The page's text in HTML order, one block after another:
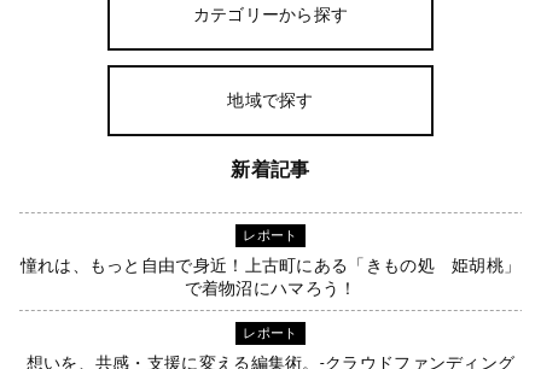
カテゴリーから探す
地域で探す
新着記事
レポート
憧れは、もっと自由で身近！上古町にある「きもの処 姫胡桃」
で着物沼にハマろう！
レポート
想いを、共感・支援に変える編集術。-クラウドファンディング